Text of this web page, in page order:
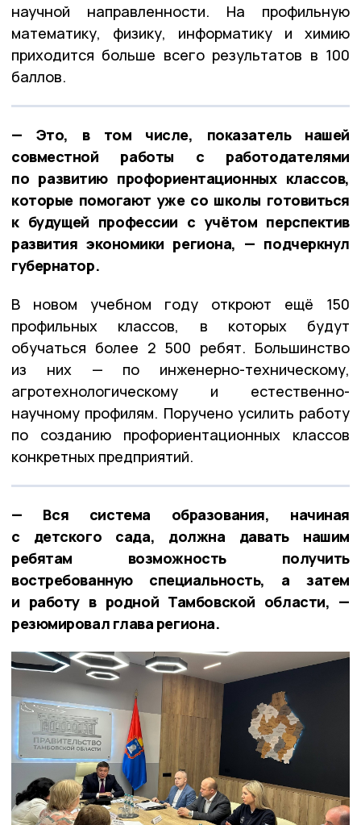
научной направленности. На профильную
математику, физику, информатику и химию
приходится больше всего результатов в 100
баллов.
— Это, в том числе, показатель нашей
совместной работы с работодателями
по развитию профориентационных классов,
которые помогают уже со школы готовиться
к будущей профессии с учётом перспектив
развития экономики региона, — подчеркнул
губернатор.
В новом учебном году откроют ещё 150
профильных классов, в которых будут
обучаться более 2 500 ребят. Большинство
из них — по инженерно-техническому,
агротехнологическому и естественно-
научному профилям. Поручено усилить работу
по созданию профориентационных классов
конкретных предприятий.
— Вся система образования, начиная
с детского сада, должна давать нашим
ребятам возможность получить
востребованную специальность, а затем
и работу в родной Тамбовской области, —
резюмировал глава региона.